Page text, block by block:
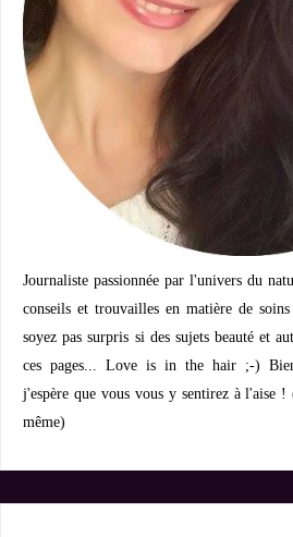
Journaliste passionnée par l'univers du
conseils et trouvailles en matière de
soyez pas surpris si des sujets beauté et
ces pages... Love is in the hair ;-)
j'espère que vous vous y sentirez à l'aise
même)